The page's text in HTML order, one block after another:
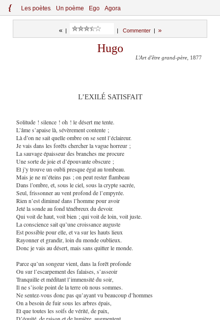
{ Les poètes Un poème Ego Agora
«| Commenter| »
Hugo
L'Art d'être grand-père , 1877
L’EXILÉ SATISFAIT
Solitude ! silence ! oh ! le désert me tente.
L’âme s’apaise là, sévèrement contente ;
Là d’on ne sait quelle ombre on se sent l’éclaireur.
Je vais dans les forêts chercher la vague horreur ;
La sauvage épaisseur des branches me procure
Une sorte de joie et d’épouvante obscure ;
Et j’y trouve un oubli presque égal au tombeau.
Mais je ne m’éteins pas ; on peut rester flambeau
Dans l’ombre, et, sous le ciel, sous la crypte sacrée,
Seul, frissonner au vent profond de l’empyrée.
Rien n’est diminué dans l’homme pour avoir
Jeté la sonde au fond ténébreux du devoir.
Qui voit de haut, voit bien ; qui voit de loin, voit juste.
La conscience sait qu’une croissance auguste
Est possible pour elle, et va sur les hauts lieux
Rayonner et grandir, loin du monde oublieux.
Donc je vais au désert, mais sans quitter le monde.
Parce qu’un songeur vient, dans la forêt profonde
Ou sur l’escarpement des falaises, s’asseoir
Tranquille et méditant l’immensité du soir,
Il ne s’isole point de la terre où nous sommes.
Ne sentez-vous donc pas qu’ayant vu beaucoup d’hommes
On a besoin de fuir sous les arbres épais,
Et que toutes les soifs de vérité, de paix,
D’équité, de raison et de lumière, augmentent